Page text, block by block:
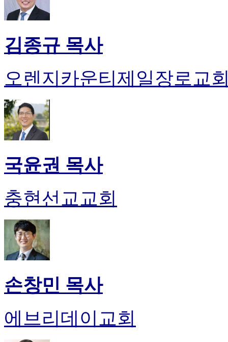
김종규 목사
오렌지카운티제일장로교
국윤권 목사
충현선교교회
손창민 목사
에브리데이교회